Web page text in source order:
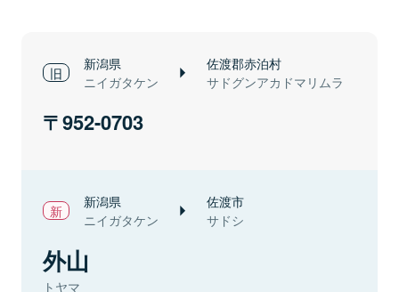
新潟県
ニイガタケン
佐渡郡赤泊村
サドグンアカドマリムラ
952-0703
新潟県
ニイガタケン
佐渡市
サドシ
外山
トヤマ